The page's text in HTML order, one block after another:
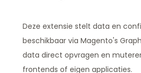
Deze extensie stelt data en
beschikbaar via Magento's
data direct opvragen en
frontends of eigen applicaties.